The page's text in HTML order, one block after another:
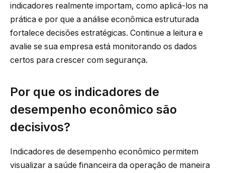
indicadores realmente importam, como aplicá-los na
prática e por que a análise econômica estruturada
fortalece decisões estratégicas. Continue a leitura e
avalie se sua empresa está monitorando os dados
certos para crescer com segurança.
Por que os indicadores de
desempenho econômico são
decisivos?
Indicadores de desempenho econômico permitem
visualizar a saúde financeira da operação de maneira